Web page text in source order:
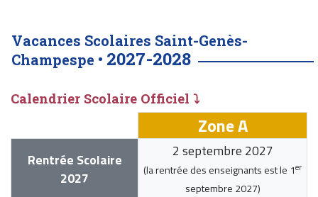
Vacances Scolaires Saint-Genès-
Champespe • 2027-2028
Calendrier Scolaire Officiel ⤵
Zone A
Rentrée Scolaire
2027
2 septembre 2027
(la rentrée des enseignants est le 1er
septembre 2027)